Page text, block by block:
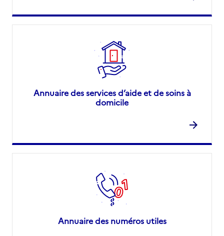
Annuaire des services d’aide et de soins à
domicile
Annuaire des numéros utiles